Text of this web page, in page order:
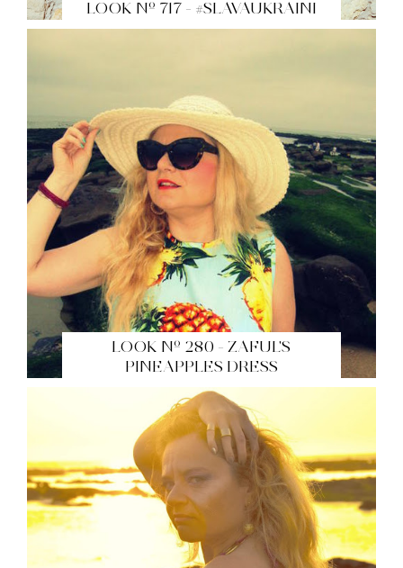
LOOK Nº 717 - #SLAVAUKRAINI
LOOK Nº 280 - ZAFUL'S
PINEAPPLES DRESS